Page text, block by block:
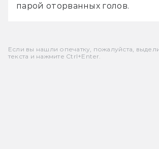
парой оторванных голов.
Если вы нашли опечатку, пожалуйста,
текста и нажмите Ctrl+Enter.